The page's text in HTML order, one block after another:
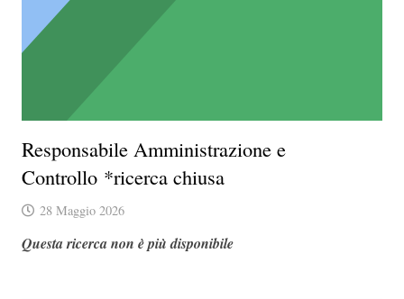
Responsabile Amministrazione e
Controllo *ricerca chiusa
28 Maggio 2026
Questa ricerca non è più disponibile